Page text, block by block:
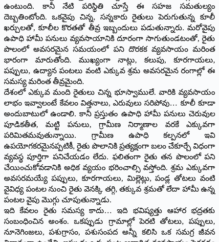
ఉంటుంది. కానీ నేటి పరిస్థితి చూస్తే ఈ సహజ సమతుల్యం
దెబ్బతింటోంది. ఒకవైపు చిన్న, సన్నకారు రైతులు పెరుగుతున్న కూలీ
ఖర్చులతో, కూలీల కొరతతో తీవ్ర ఇబ్బందులు పడుతున్నారు. మరోవైపు
ఉపాధి హామీ పనులు వ్యవసాయానికి దూరంగా సాగుతుండటంతో, రైతు
పొలంలో అవసరమైన సమయంలో పని దొరకక వ్యవసాయం మరింత
భారంగా మారుతోంది. ముఖ్యంగా నాట్లు, కలుపు, కూరగాయలు,
పప్పులు, ఉద్యాన పంటలు వంటి ఎక్కువ శ్రమ అవసరమైన రంగాల్లో ఈ
సమస్య మరింత తీవ్రమైంది.
దేశంలో ఎక్కువ మంది రైతులు చిన్న భూస్వాములే. వారికి వ్యవసాయం
లాభం ఇవ్వాలంటే కేవలం విత్తనాలు, ఎరువులు సరిపోవు… కూలీ కూడా
అందుబాటులో ఉండాలి. కానీ ప్రస్తుతం ఉపాధి హామీ పనులు చెరువుల
పూడికతీత, మట్టి పనులు, గ్రామీణ నిర్మాణాల వరకే ఎక్కువగా
పరిమితమవుతున్నాయి. గ్రామీణ ఉపాధి కల్పనలో ఇవి
ఉపయోగకరమైనప్పటికీ, రైతు పొలానికి ప్రత్యక్షంగా బలం చేకూర్చే విధంగా
వ్యవస్థ పూర్తిగా పనిచేయడం లేదు. ఫలితంగా రైతు తన పొలంలో పని
చేయించుకోవడానికి అధిక వ్యయం భరించాల్సి వస్తోంది. శ్రమ ఎక్కువగా
అవసరమయ్యే పప్పులు, కూరగాయలు, మిల్లెట్లు, పండ్ల తోటలు వంటి
వైవిధ్య పంటల నుంచి రైతు వెనక్కి తగ్గి, తక్కువ శ్రమతో లేదా హామీ ఉన్న
పంటల వైపు మొగ్గు చూపుతున్నాడు.
ఇది కేవలం రైతు సమస్య కాదు… ఇది భవిష్యత్తు ఆహార భద్రతకు
సంబంధించిన అంశం. ఒకప్పుడు గ్రామాల్లో పెరటి తోటలు, పప్పులు,
నూనెగింజలు, పశుగ్రాసం, పశుసంపద అన్నీ కలిసి ఒక సమగ్ర జీవన